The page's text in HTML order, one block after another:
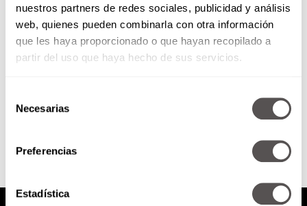
nuestros partners de redes sociales, publicidad y análisis
web, quienes pueden combinarla con otra información
que les haya proporcionado o que hayan recopilado a
partir del uso que haya hecho de sus servicios.
Necesarias
Preferencias
Estadística
Reprogramar tu realidad es
posible. Estas son las claves para
atraer lo que verdaderamente
deseas en tu vida, sin que...